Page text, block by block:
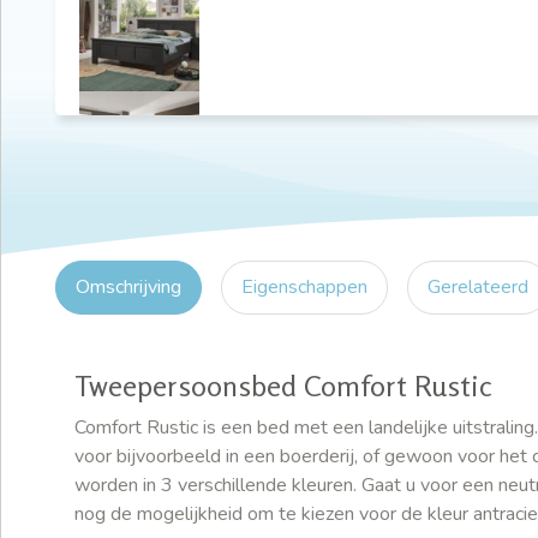
Omschrijving Eigenschappen Gerelateerd
Tweepersoonsbed Comfort Rustic
Comfort Rustic is een bed met een landelijke
voor bijvoorbeeld in een boerderij, of gewoon voor
worden in 3 verschillende kleuren. Gaat u voor een
nog de mogelijkheid om te kiezen voor de kleur